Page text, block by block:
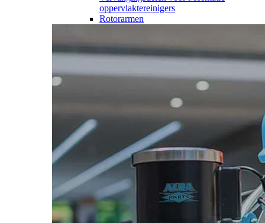
oppervlaktereinigers
Rotorarmen